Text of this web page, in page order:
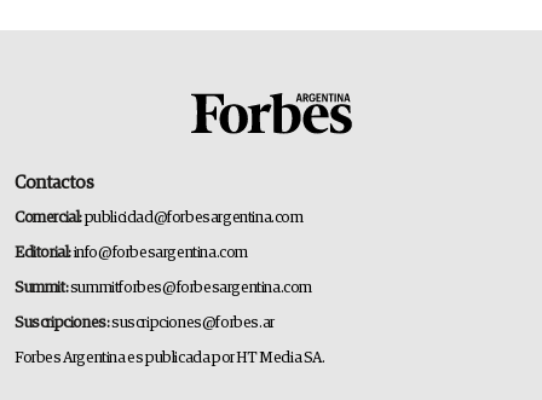
Contactos
Comercial:publicidad@forbesargentina.com
Editorial:info@forbesargentina.com
Summit:summitforbes@forbesargentina.com
Suscripciones:suscripciones@forbes.ar
Forbes Argentina es publicada por HT Media SA.